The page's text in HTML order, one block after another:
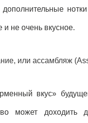
не очень вкусное.
или ассамбляж
вкус»
может